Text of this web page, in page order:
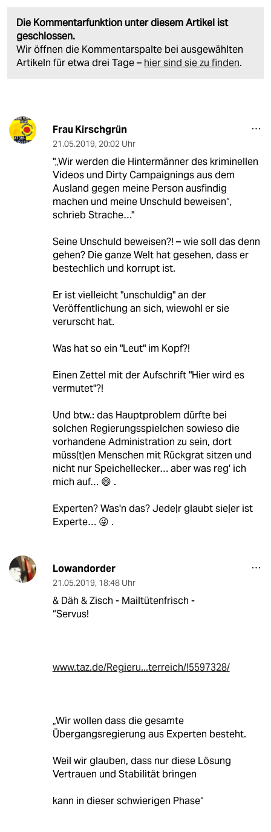
Die Kommentarfunktion unter diesem Artikel ist
geschlossen.
Wir öffnen die Kommentarspalte bei ausgewählten
Artikeln für etwa drei Tage – hier sind sie zu finden.
Frau Kirschgrün
21.05.2019, 20:02 Uhr
"„Wir werden die Hintermänner des kriminellen
Videos und Dirty Campaignings aus dem
Ausland gegen meine Person ausfindig
machen und meine Unschuld beweisen“,
schrieb Strache…"
Seine Unschuld beweisen?! – wie soll das denn
gehen? Die ganze Welt hat gesehen, dass er
bestechlich und korrupt ist.
Er ist vielleicht "unschuldig" an der
Veröffentlichung an sich, wiewohl er sie
verurscht hat.
Was hat so ein "Leut" im Kopf?!
Einen Zettel mit der Aufschrift "Hier wird es
vermutet"?!
Und btw.: das Hauptproblem dürfte bei
solchen Regierungsspielchen sowieso die
vorhandene Administration zu sein, dort
müss(t)en Menschen mit Rückgrat sitzen und
nicht nur Speichellecker… aber was reg' ich
mich auf… 😄 .
Experten? Was'n das? Jede|r glaubt sie|er ist
Experte… 😜 .
Lowandorder
21.05.2019, 18:48 Uhr
& Däh & Zisch - Mailtütenfrisch -
“Servus!
www.taz.de/Regieru...terreich/!5597328/
„Wir wollen dass die gesamte
Übergangsregierung aus Experten besteht.
Weil wir glauben, dass nur diese Lösung
Vertrauen und Stabilität bringen
kann in dieser schwierigen Phase“